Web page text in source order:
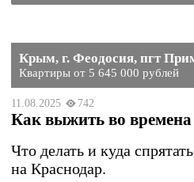
Крым, г. Феодосия, пгт
Квартиры от 5 645 000 рублей
11.08.2025 742
Как выжить во
Что делать и куда
на Краснодар.